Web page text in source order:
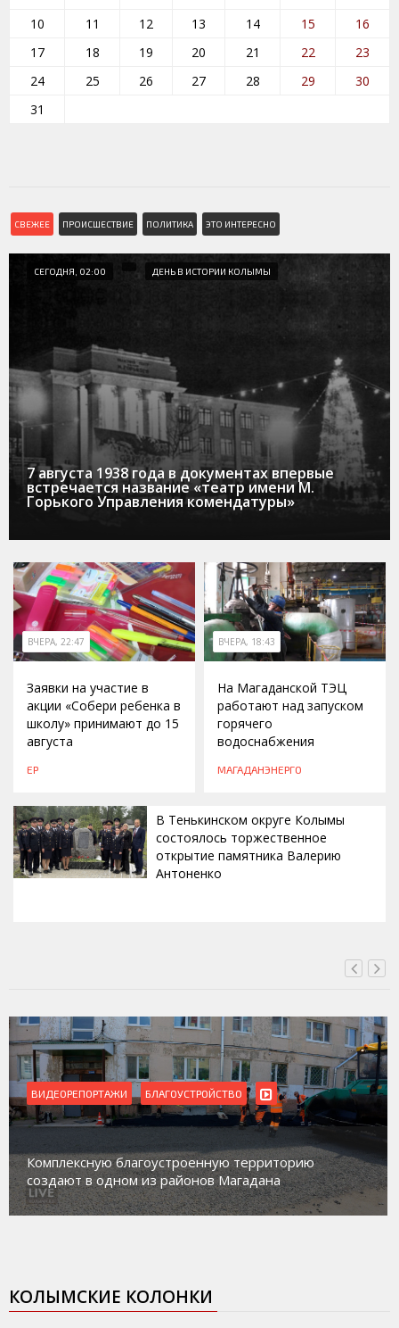
10
11 12 13 14 15
16
17
18 19 20 21 22
23
24
25 26 27 28 29
30
31
СВЕЖЕЕ ПРОИСШЕСТВИЕ ПОЛИТИКА ЭТО ИНТЕРЕСНО
СЕГОДНЯ, 02:00 ДЕНЬ В ИСТОРИИ КОЛЫМЫ
7 августа 1938 года в документах впервые
встречается название «театр имени М.
Горького Управления комендатуры»
ВЧЕРА, 22:47
Заявки на участие в
акции «Собери ребенка в
школу» принимают до 15
августа
ЕР
ВЧЕРА, 18:43
На Магаданской ТЭЦ
работают над запуском
горячего
водоснабжения
МАГАДАНЭНЕРГО
В Тенькинском округе Колымы
состоялось торжественное
открытие памятника Валерию
Антоненко
БЛАГОУСТРОЙСТВО
благоустроенную территорию
из районов Магадана
Магадан
работе с
социального
КОЛЫМСКИЕ КОЛОНКИ